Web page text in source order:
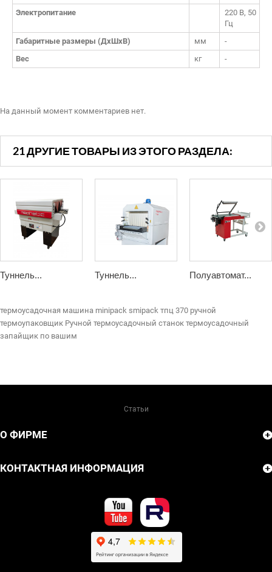
Электропитание
220 В, 50
Гц
Габаритные размеры (ДхШхВ)
мм
-
Вес
кг -
На данный момент комментариев нет.
21 ДРУГИЕ ТОВАРЫ ИЗ ЭТОГО РАЗДЕЛА:
Туннель... Туннель... Полуавтомат...
термоусадочная машина minipack smipack тпц 370 ручной
термоупаковщик Ручной термоусадочный станок термоусадочный
запайщик по вашим
Статьи
О ФИРМЕ
КОНТАКТНАЯ ИНФОРМАЦИЯ